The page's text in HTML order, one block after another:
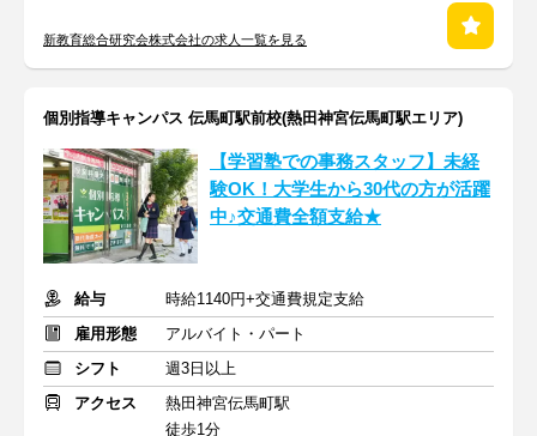
新教育総合研究会株式会社の求人一覧を見る
個別指導キャンパス 伝馬町駅前校(熱田神宮伝馬町駅エリア)
【学習塾での事務スタッフ】未経
験OK！大学生から30代の方が活躍
中♪交通費全額支給★
給与
時給1140円+交通費規定支給
雇用形態
アルバイト・パート
シフト
週3日以上
アクセス
熱田神宮伝馬町駅
徒歩1分